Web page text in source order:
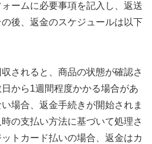
ームに必要事項を記入し、返送
後、返金のスケジュールは以下
されると、商品の状態が確認さ
から1週間程度かかる場合があ
場合、返金手続きが開始されま
の支払い方法に基づいて処理さ
トカード払いの場合、返金はカ